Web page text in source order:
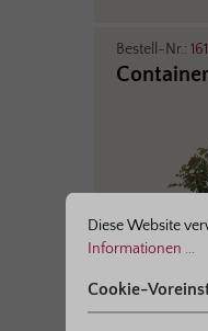
Bestell-Nr.:
Cookie-
Mehr Informationen ...
Diese Website
Informationen ...
Cookie-